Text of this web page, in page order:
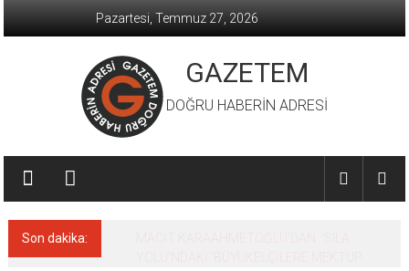
Pazartesi, Temmuz 27, 2026
GAZETEM
DOĞRU HABERİN ADRESİ
Son dakika: